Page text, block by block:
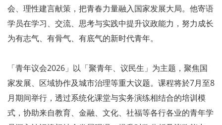
会、理性建言献策，把青春力量融入国家发展大局。他寄语
学员在学习、交流、思考与实践中提升议政能力，努力成长
为有志气、有骨气、有底气的新时代青年。
「青年议会2026」以「聚青年、议民生」为主题，聚焦国
家发展、区域协作及城市治理等重大议题。课程将於7月至8
月期间举行，透过系统化课堂与实务演练相结合的培训模
式，协助来自教育、金融、文化、社福等各行各业的青年学